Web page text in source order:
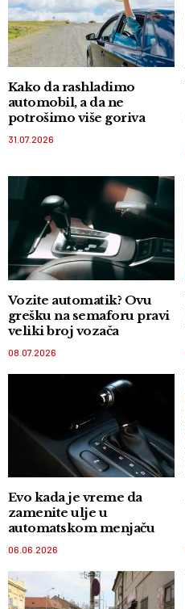
Kako da rashladimo
automobil, a da ne
potrošimo više goriva
31.07.2026
Vozite automatik? Ovu
grešku na semaforu pravi
veliki broj vozača
08.07.2026
Evo kada je vreme da
zamenite ulje u
automatskom menjaču
06.06.2026